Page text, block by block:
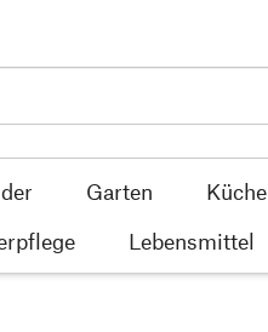
Garten Küche
Lebensmittel